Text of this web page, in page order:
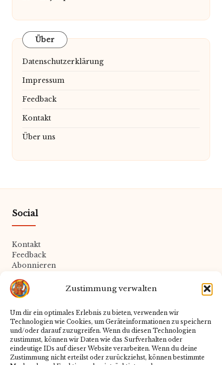
Zustimmung verwalten
Um dir ein optimales Erlebnis zu bieten, verwenden wir
Technologien wie Cookies, um Geräteinformationen zu speichern
und/oder darauf zuzugreifen. Wenn du diesen Technologien
zustimmst, können wir Daten wie das Surfverhalten oder
eindeutige IDs auf dieser Website verarbeiten. Wenn du deine
Zustimmung nicht erteilst oder zurückziehst, können bestimmte
Über
Datenschutzerklärung
Impressum
Feedback
Kontakt
Über uns
Social
Kontakt
Feedback
Abonnieren
Rechtliches
Datenschutz
Impressum
Cookie-Richtlinie